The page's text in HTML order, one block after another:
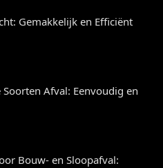
Gemakkelijk en Efficiënt
Afval: Eenvoudig en
Bouw- en Sloopafval: